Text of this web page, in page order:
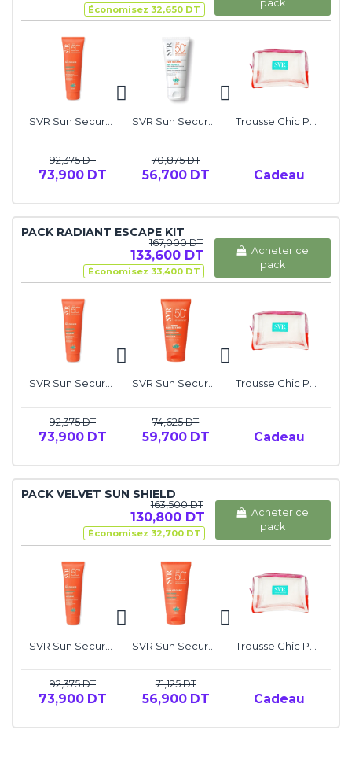
Économisez 32,650 DT
pack
SVR Sun Secure Lait Solaire Hydratant SPF50+
92,375 DT
73,900 DT
SVR Sun Secure Écran Minéral Peaux Normales à Mixtes
70,875 DT
56,700 DT
Trousse Chic Pop Pouch SVR
Cadeau
PACK RADIANT ESCAPE KIT
167,000 DT
133,600 DT
Économisez 33,400 DT
Acheter ce
pack
SVR Sun Secure Lait Solaire Hydratant SPF50+
92,375 DT
73,900 DT
SVR Sun Secure Blur Teinté SPF50+
74,625 DT
59,700 DT
Trousse Chic Pop Pouch SVR
Cadeau
PACK VELVET SUN SHIELD
163,500 DT
130,800 DT
Économisez 32,700 DT
Acheter ce
pack
92,375 DT
73,900 DT
71,125 DT
56,900 DT Cadeau